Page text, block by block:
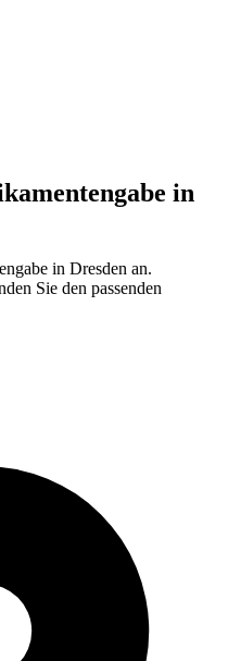
in
in Dresden an.
Sie den passenden